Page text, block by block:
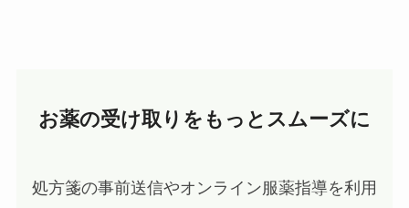
お薬の受け取りをもっとスムーズに
処方箋の事前送信やオンライン服薬指導を利用